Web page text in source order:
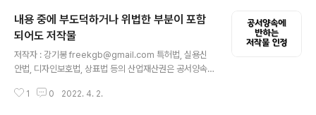
2(공공저작물의 자유이용) ① 국가 또는 지방자치단체가
업무상 작성하여 공표한 저작물이나 계약에 따라 저작재산
권의 전부를 보유한 저작물은 허락 없이 이용할 수 있다. 다
만, 저작물이 다음 각 호의 어느 하나에 해당하는 경우에는
그러하지 아니하다. 1. 국가안전보장에 관련되는 정보를 포
함하는 경우 2. 개인의 사생활 또는 사업상 비밀에 해당하
내용 중에 부도덕하거나 위법한 부분이 포함
되어도 저작물
저작자 : 강기봉 freekgb@gmail.com 특허법, 실용신
안법, 디자인보호법, 상표법 등의 산업재산권은 공서양속
법 제32조는 이를 특허를 받을 수 없는 발명으로 규정하고
1 0 2022. 4. 2.